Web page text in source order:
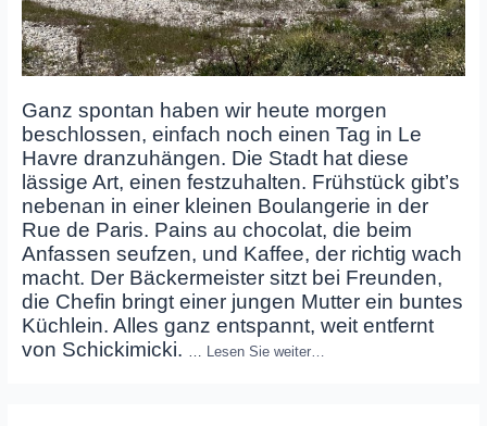
Ganz spontan haben wir heute morgen
beschlossen, einfach noch einen Tag in Le
Havre dranzuhängen. Die Stadt hat diese
lässige Art, einen festzuhalten. Frühstück gibt’s
nebenan in einer kleinen Boulangerie in der
Rue de Paris. Pains au chocolat, die beim
Anfassen seufzen, und Kaffee, der richtig wach
macht. Der Bäckermeister sitzt bei Freunden,
die Chefin bringt einer jungen Mutter ein buntes
Küchlein. Alles ganz entspannt, weit entfernt
von Schickimicki. … Lesen Sie weiter…